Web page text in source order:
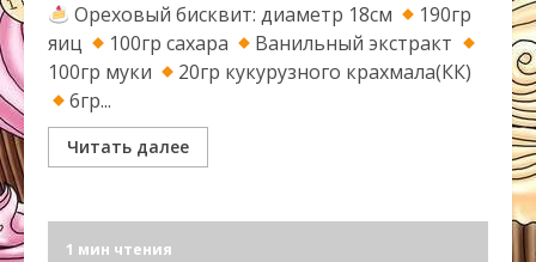
Ореховый бисквит: диаметр 18см
190гр
яиц
100гр сахара
Ванильный экстракт
100гр муки
20гр кукурузного крахмала(КК)
6гр...
Читать далее
1 мин чтения